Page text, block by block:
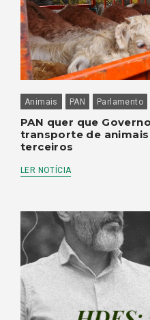
Animais PAN Parlamento
PAN quer que
transporte de
terceiros
LER NOTÍCIA